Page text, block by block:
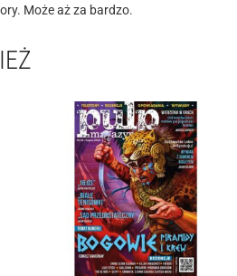
Może aż za bardzo.